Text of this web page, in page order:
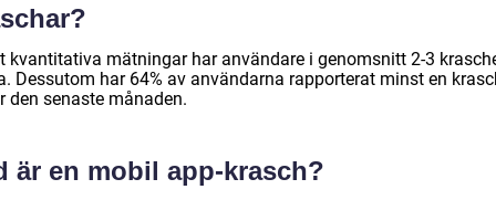
kvantitativa mätningar har användare i genomsnitt 2-3
Dessutom har 64% av användarna rapporterat minst en
den senaste månaden.
är en mobil app-krasch?